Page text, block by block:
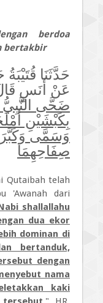
berdoa
bertakbir
حَدَّثَنَا
عَنْ أَنَسٍ
ضَحَّى النَّبِيُّ
بِكَبْشَيْنِ
وَسَمَّى
صِفَاحِهِمَا
Qutaibah telah
'Awanah dari
shallallahu
dua ekor
dominan di
bertanduk,
dengan
nama
kaki